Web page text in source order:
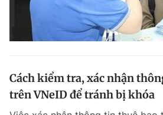
Đặt báo Quảng cáo RSS Tòa
Tổng biên tập: Nguyễn Ngọc Toàn
Phó tổng biên tập: Trần Việt Hưng
Tổng thư ký tòa soạn: Đức Trung
Giấy phép xuất bản số 110/GP - BTTTT
© 2003-2026 Bản quyền thuộc về Báo
Cách kiểm tra, xác nhận
trên VNeID để tránh bị khóa